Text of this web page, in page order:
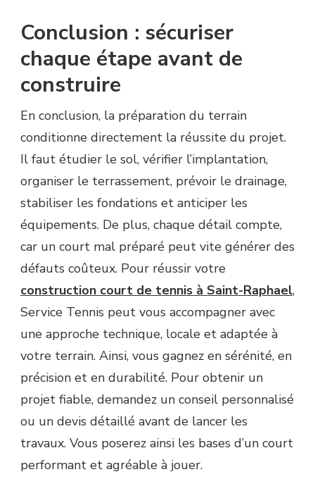
Conclusion : sécuriser
chaque étape avant de
construire
En conclusion, la préparation du terrain
conditionne directement la réussite du projet.
Il faut étudier le sol, vérifier l’implantation,
organiser le terrassement, prévoir le drainage,
stabiliser les fondations et anticiper les
équipements. De plus, chaque détail compte,
car un court mal préparé peut vite générer des
défauts coûteux. Pour réussir votre
construction court de tennis à Saint-Raphael,
Service Tennis peut vous accompagner avec
une approche technique, locale et adaptée à
votre terrain. Ainsi, vous gagnez en sérénité, en
précision et en durabilité. Pour obtenir un
projet fiable, demandez un conseil personnalisé
ou un devis détaillé avant de lancer les
travaux. Vous poserez ainsi les bases d’un court
performant et agréable à jouer.